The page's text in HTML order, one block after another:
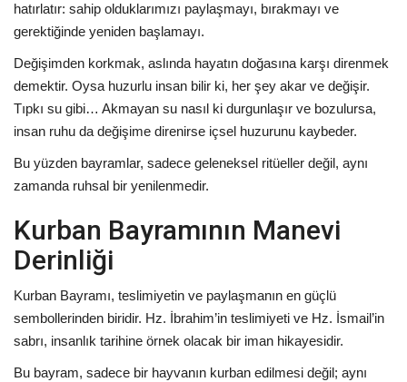
hatırlatır: sahip olduklarımızı paylaşmayı, bırakmayı ve
gerektiğinde yeniden başlamayı.
Değişimden korkmak, aslında hayatın doğasına karşı direnmek
demektir. Oysa huzurlu insan bilir ki, her şey akar ve değişir.
Tıpkı su gibi… Akmayan su nasıl ki durgunlaşır ve bozulursa,
insan ruhu da değişime direnirse içsel huzurunu kaybeder.
Bu yüzden bayramlar, sadece geleneksel ritüeller değil, aynı
zamanda ruhsal bir yenilenmedir.
Kurban Bayramının Manevi
Derinliği
Kurban Bayramı, teslimiyetin ve paylaşmanın en güçlü
sembollerinden biridir. Hz. İbrahim’in teslimiyeti ve Hz. İsmail’in
sabrı, insanlık tarihine örnek olacak bir iman hikayesidir.
Bu bayram, sadece bir hayvanın kurban edilmesi değil; aynı